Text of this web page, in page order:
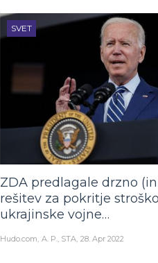
SVET
ZDA predlagale drzno
rešitev za pokritje
ukrajinske vojne…
Hudo.com A. P., STA 28. Apr 2022